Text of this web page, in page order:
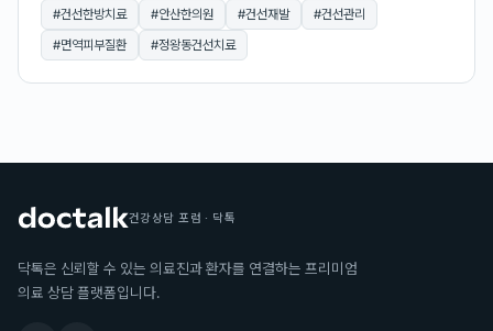
#건선한방치료 #안산한의원 #건선재발 #건선관리
#면역피부질환 #정왕동건선치료
건강상담 포럼 · 닥톡
닥톡은 신뢰할 수 있는 의료진과 환자를 연결하는 프리미엄
의료 상담 플랫폼입니다.